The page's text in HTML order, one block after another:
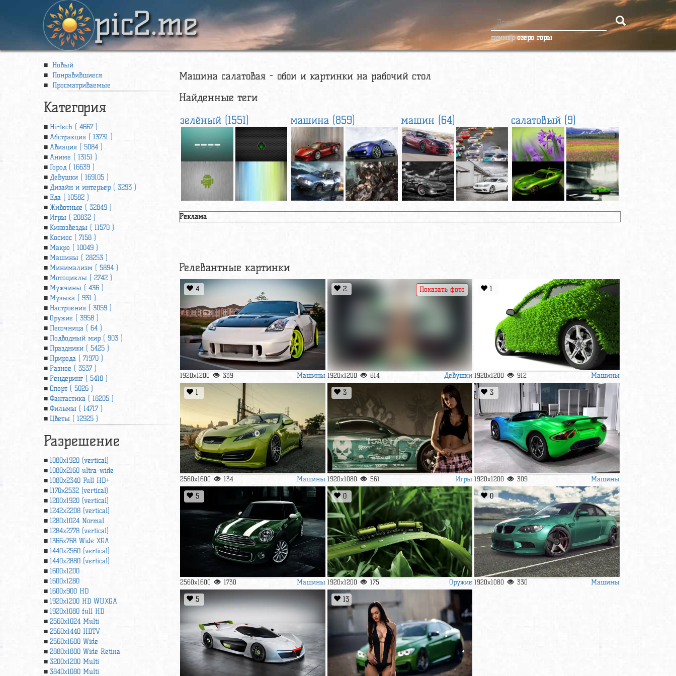
pic2.me примерозеро горы
Новый
Понравившиеся
Просматриваемые
Категория
Hi-tech ( 4667 )
Абстракция ( 13731 )
Авиация ( 5084 )
Аниме ( 13151 )
Город ( 16639 )
Девушки ( 169105 )
Дизайн и интерьер ( 3293 )
Еда ( 10582 )
Животные ( 32849 )
Игры ( 20832 )
Кинозвезды ( 11570 )
Космос ( 7158 )
Макро ( 10049 )
Машины ( 28253 )
Минимализм ( 5894 )
Мотоциклы ( 2742 )
Мужчины ( 436 )
Музыка ( 931 )
Настроения ( 3059 )
Оружие ( 3958 )
Песочница ( 64 )
Подводный мир ( 903 )
Праздники ( 5425 )
Природа ( 71970 )
Разное ( 3537 )
Рендеринг ( 5418 )
Спорт ( 5026 )
Фантастика ( 18205 )
Фильмы ( 14717 )
Цветы ( 12925 )
Разрешение
1080x1920 (vertical)
1080x2160 ultra-wide
1080x2340 Full HD+
1170x2532 (vertical)
1200x1920 (vertical)
1242x2208 (vertical)
1280x1024 Normal
1284x2778 (vertical)
1366х768 Wide XGA
1440x2560 (vertical)
1440x2880 (vertical)
1600x1200
1600x1280
1600x900 HD
1920x1200 HD WUXGA
1920х1080 full HD
2560x1024 Multi
2560x1440 HDTV
2560x1600 Wide
2880x1800 Wide Retina
3200x1200 Multi
3840x1080 Multi
Машина салатовая - обои и картинки на рабочий стол
Найденные теги
зелёный (1551)
машина (859) машин (64) салатовый (9)
Реклама
Релевантные картинки
4
1920x1200 339 Машины
2
1920x1200 814 Девушки
Показать фото 1
1920x1200 912
Машины
1
2560x1600 134 Машины
3
1920x1080 561 Игры
3
1920x1200 309
Машины
5
2560x1600 1730 Машины
0
1920x1200 175 Оружие
0
1920x1080 330
Машины
5
13